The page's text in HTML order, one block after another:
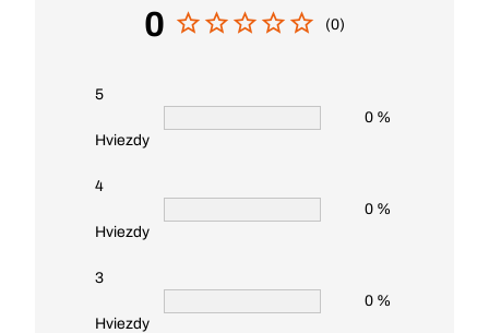
0 (0)
5
Hviezdy
0 %
4
Hviezdy
0 %
3
Hviezdy
0 %